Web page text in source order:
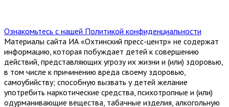
Ознакомьтесь с нашей Политикой конфиденциальности
Материалы сайта ИА «Охтинский пресс-центр» не содержат
информацию, которая побуждает детей к совершению
действий, представляющих угрозу их жизни и (или) здоровью,
в том числе к причинению вреда своему здоровью,
самоубийству; способную вызвать у детей желание
употребить наркотические средства, психотропные и (или)
одурманивающие вещества, табачные изделия, алкогольную